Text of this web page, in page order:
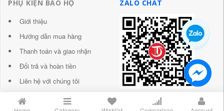
PHỤ KIỆN BẢO HỘ
Giới thiệu
Hướng dẫn mua hàng
Thanh toán và giao nhận
Đổi trả và hoàn tiền
Liên hệ với chúng tôi
ZALO CHAT